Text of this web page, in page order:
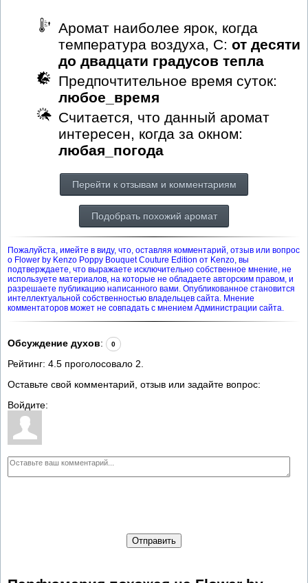
Аромат наиболее ярок, когда
температура воздуха, С: от десяти
до двадцати градусов тепла
Предпочтительное время суток:
любое_время
Считается, что данный аромат
интересен, когда за окном:
любая_погода
Перейти к отзывам и комментариям
Подобрать похожий аромат
Пожалуйста, имейте в виду, что, оставляя комментарий, отзыв или вопрос
о Flower by Kenzo Poppy Bouquet Couture Edition от Kenzo, вы
подтверждаете, что выражаете исключительно собственное мнение, не
используете материалов, на которые не обладаете авторским правом, и
разрешаете публикацию написанного вами. Опубликованное становится
интеллектуальной собственностью владельцев сайта. Мнение
комментаторов может не совпадать с мнением Администрации сайта.
Обсуждение духов: 0
Рейтинг: 4.5 проголосовало 2
Оставьте свой комментарий, отзыв или задайте вопрос:
Войдите:
Отправить